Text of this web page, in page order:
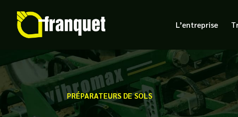
L’entreprise
PRÉPARATEURS DE SOLS